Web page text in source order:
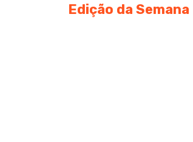
Edição da Semana